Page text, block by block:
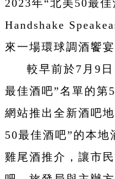
2023年“北美50最
Handshake
來一場環球調酒饗宴
較早前於7月9
最佳酒吧”名單的第
網站推出全新酒吧
50最佳酒吧”的本地
雞尾酒推介，讓市